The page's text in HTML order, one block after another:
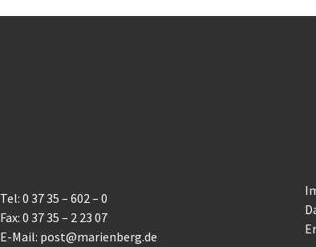
Tel: 0 37 35 – 602 – 0
Fax: 0 37 35 – 2 23 07
E-Mail: post@marienberg.de